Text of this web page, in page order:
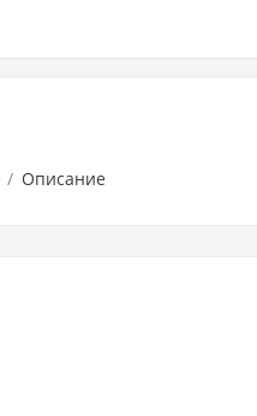
Описание